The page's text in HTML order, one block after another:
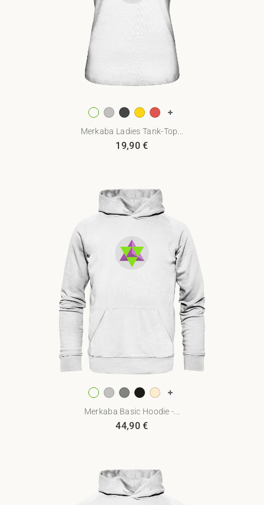
Merkaba Ladies Tank-Top...
19,90€
Merkaba Basic Hoodie -...
44,90€